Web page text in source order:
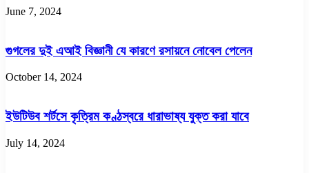
June 7, 2024
গুগলের দুই এআই বিজ্ঞানী যে কারণে রসায়নে নোবেল পেলেন
October 14, 2024
ইউটিউব শর্টসে কৃত্রিম কণ্ঠস্বরে ধারাভাষ্য যুক্ত করা যাবে
July 14, 2024